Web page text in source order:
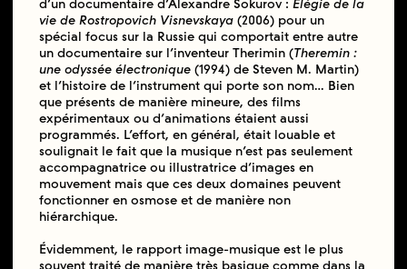
d’un documentaire d’Alexandre Sokurov : Élégie de la
vie de Rostropovich Visnevskaya(2006) pour un
spécial focus sur la Russie qui comportait entre autre
un documentaire sur l’inventeur Therimin (Theremin :
une odyssée électronique(1994) de Steven M. Martin)
et l’histoire de l’instrument qui porte son nom… Bien
que présents de manière mineure, des films
expérimentaux ou d’animations étaient aussi
programmés. L’effort, en général, était louable et
soulignait le fait que la musique n’est pas seulement
accompagnatrice ou illustratrice d’images en
mouvement mais que ces deux domaines peuvent
fonctionner en osmose et de manière non
hiérarchique.
Évidemment, le rapport image-musique est le plus